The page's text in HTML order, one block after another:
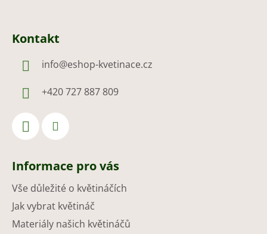
Kontakt
info@eshop-kvetinace.cz
+420 727 887 809
Informace pro vás
Vše důležité o květináčích
Jak vybrat květináč
Materiály našich květináčů